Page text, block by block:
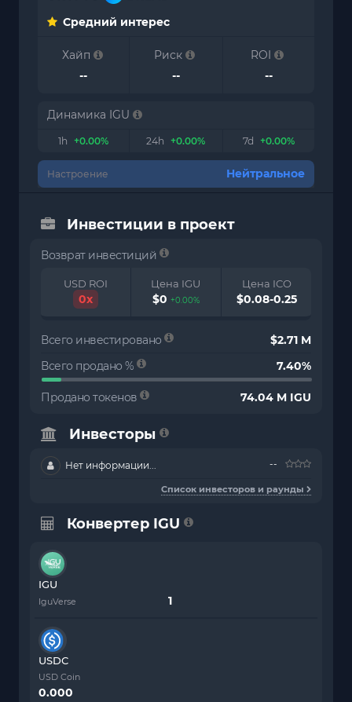
Средний интерес
Хайп
--
Риск
--
ROI
--
Динамика IGU
1h +0.00% 24h +0.00% 7d +0.00%
Настроение Нейтральное
Инвестиции в проект
Возврат инвестиций
USD ROI
0x
Цена IGU
$0 +0.00%
Цена ICO
$0.08-0.25
Всего инвестировано
$2.71 M
Всего продано %
7.40%
Продано токенов 74.04 M IGU
Инвесторы
Нет информации... --
Список инвесторов и раунды
Конвертер IGU
IGU
IguVerse
USDC
USD Coin
0.000